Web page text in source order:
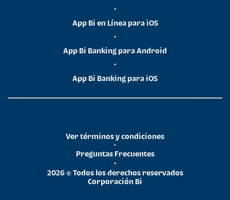
•
App Bi en Línea para iOS
•
App Bi Banking para Android
•
App Bi Banking para iOS
2026 © Todos los derechos reservados
Corporación Bi
•
Preguntas Frecuentes
•
Ver términos y condiciones